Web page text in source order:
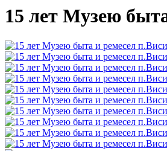
15 лет Музею